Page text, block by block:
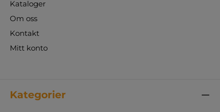
Kataloger
Om oss
Kontakt
Mitt konto
Kategorier